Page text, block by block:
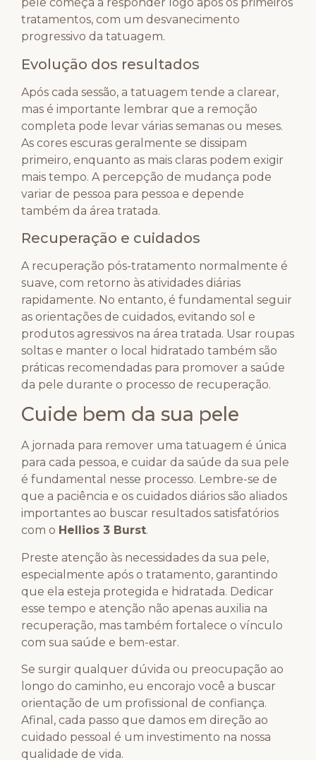
tratamentos, com um desvanecimento
progressivo da tatuagem.
Evolução dos resultados
Após cada sessão, a tatuagem tende a clarear,
mas é importante lembrar que a remoção
completa pode levar várias semanas ou meses.
As cores escuras geralmente se dissipam
primeiro, enquanto as mais claras podem exigir
mais tempo. A percepção de mudança pode
variar de pessoa para pessoa e depende
também da área tratada.
Recuperação e cuidados
A recuperação pós-tratamento normalmente é
suave, com retorno às atividades diárias
rapidamente. No entanto, é fundamental seguir
as orientações de cuidados, evitando sol e
produtos agressivos na área tratada. Usar roupas
soltas e manter o local hidratado também são
práticas recomendadas para promover a saúde
da pele durante o processo de recuperação.
Cuide bem da sua pele
A jornada para remover uma tatuagem é única
para cada pessoa, e cuidar da saúde da sua pele
é fundamental nesse processo. Lembre-se de
que a paciência e os cuidados diários são aliados
importantes ao buscar resultados satisfatórios
com o Hellios 3 Burst.
Preste atenção às necessidades da sua pele,
especialmente após o tratamento, garantindo
que ela esteja protegida e hidratada. Dedicar
esse tempo e atenção não apenas auxilia na
recuperação, mas também fortalece o vínculo
com sua saúde e bem-estar.
Se surgir qualquer dúvida ou preocupação ao
longo do caminho, eu encorajo você a buscar
orientação de um profissional de confiança.
Afinal, cada passo que damos em direção ao
cuidado pessoal é um investimento na nossa
qualidade de vida.